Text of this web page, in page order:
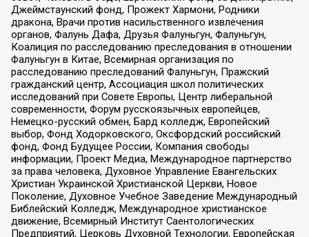
Джеймстаунский фонд, Прожект Хармони, Родники
дракона, Врачи против насильственного извлечения
органов, Фалунь Дафа, Друзья Фалуньгун, Фалуньгун,
Коалиция по расследованию преследования в отношении
Фалуньгун в Китае, Всемирная организация по
расследованию преследований Фалуньгун, Пражский
гражданский центр, Ассоциация школ политических
исследований при Совете Европы, Центр либеральной
современности, Форум русскоязычных европейцев,
Немецко-русский обмен, Бард колледж, Европейский
выбор, Фонд Ходорковского, Оксфордский российский
фонд, Фонд Будущее России, Компания свободы
информации, Проект Медиа, Международное партнерство
за права человека, Духовное Управление Евангельских
Христиан Украинской Христианской Церкви, Новое
Поколение, Духовное Учебное Заведение Международный
Библейский Колледж, Международное христианское
движение, Всемирный Институт Саентологических
Предприятий, Церковь Духовной Технологии, Европейская